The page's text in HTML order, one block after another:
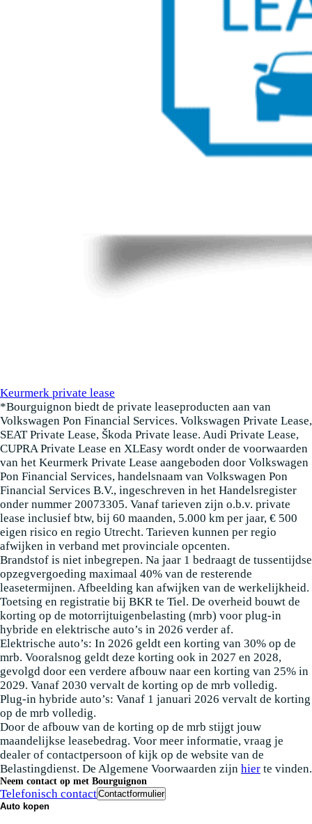
Keurmerk private lease
*Bourguignon biedt de private leaseproducten aan van
Volkswagen Pon Financial Services. Volkswagen Private Lease,
SEAT Private Lease, Škoda Private lease. Audi Private Lease,
CUPRA Private Lease en XLEasy wordt onder de voorwaarden
van het Keurmerk Private Lease aangeboden door Volkswagen
Pon Financial Services, handelsnaam van Volkswagen Pon
Financial Services B.V., ingeschreven in het Handelsregister
onder nummer 20073305. Vanaf tarieven zijn o.b.v. private
lease inclusief btw, bij 60 maanden, 5.000 km per jaar, € 500
eigen risico en regio Utrecht. Tarieven kunnen per regio
afwijken in verband met provinciale opcenten.
Brandstof is niet inbegrepen. Na jaar 1 bedraagt de tussentijdse
opzegvergoeding maximaal 40% van de resterende
leasetermijnen. Afbeelding kan afwijken van de werkelijkheid.
Toetsing en registratie bij BKR te Tiel. De overheid bouwt de
korting op de motorrijtuigenbelasting (mrb) voor plug-in
hybride en elektrische auto’s in 2026 verder af.
Elektrische auto’s: In 2026 geldt een korting van 30% op de
mrb. Vooralsnog geldt deze korting ook in 2027 en 2028,
gevolgd door een verdere afbouw naar een korting van 25% in
2029. Vanaf 2030 vervalt de korting op de mrb volledig.
Plug-in hybride auto’s: Vanaf 1 januari 2026 vervalt de korting
op de mrb volledig.
Door de afbouw van de korting op de mrb stijgt jouw
maandelijkse leasebedrag. Voor meer informatie, vraag je
dealer of contactpersoon of kijk op de website van de
Belastingdienst. De Algemene Voorwaarden zijn hier te vinden.
Neem contact op met Bourguignon
Telefonisch contactContactformulier
Auto kopen